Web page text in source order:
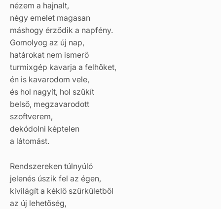
nézem a hajnalt,
négy emelet magasan
máshogy érződik a napfény.
Gomolyog az új nap,
határokat nem ismerő
turmixgép kavarja a felhőket,
én is kavarodom vele,
és hol nagyít, hol szűkít
belső, megzavarodott
szoftverem,
dekódolni képtelen
a látomást.
Rendszereken túlnyúló
jelenés úszik fel az égen,
kivilágít a kéklő szürkületből
az új lehetőség,